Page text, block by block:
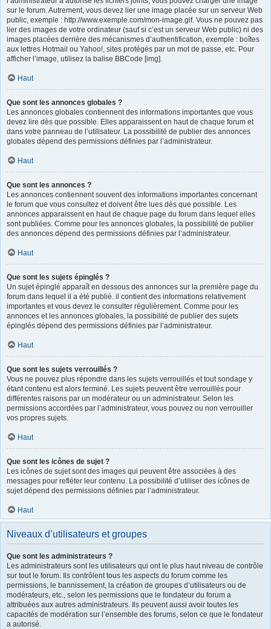
sur le forum. Autrement, vous devez lier une image placée sur un serveur Web
public, exemple : http://www.exemple.com/mon-image.gif. Vous ne pouvez pas
lier des images de votre ordinateur (sauf si c’est un serveur Web public) ni des
images placées derrière des mécanismes d’authentification, exemple : boîtes
aux lettres Hotmail ou Yahoo!, sites protégés par un mot de passe, etc. Pour
afficher l’image, utilisez la balise BBCode [img].
Haut
Que sont les annonces globales ?
Les annonces globales contiennent des informations importantes que vous
devez lire dès que possible. Elles apparaissent en haut de chaque forum et
dans votre panneau de l’utilisateur. La possibilité de publier des annonces
globales dépend des permissions définies par l’administrateur.
Haut
Que sont les annonces ?
Les annonces contiennent souvent des informations importantes concernant
le forum que vous consultez et doivent être lues dès que possible. Les
annonces apparaissent en haut de chaque page du forum dans lequel elles
sont publiées. Comme pour les annonces globales, la possibilité de publier
des annonces dépend des permissions définies par l’administrateur.
Haut
Que sont les sujets épinglés ?
Un sujet épinglé apparaît en dessous des annonces sur la première page du
forum dans lequel il a été publié. il contient des informations relativement
importantes et vous devez le consulter régulièrement. Comme pour les
annonces et les annonces globales, la possibilité de publier des sujets
épinglés dépend des permissions définies par l’administrateur.
Haut
Que sont les sujets verrouillés ?
Vous ne pouvez plus répondre dans les sujets verrouillés et tout sondage y
étant contenu est alors terminé. Les sujets peuvent être verrouillés pour
différentes raisons par un modérateur ou un administrateur. Selon les
permissions accordées par l’administrateur, vous pouvez ou non verrouiller
vos propres sujets.
Haut
Que sont les icônes de sujet ?
Les icônes de sujet sont des images qui peuvent être associées à des
messages pour refléter leur contenu. La possibilité d’utiliser des icônes de
sujet dépend des permissions définies par l’administrateur.
Haut
Niveaux d’utilisateurs et groupes
Que sont les administrateurs ?
Les administrateurs sont les utilisateurs qui ont le plus haut niveau de contrôle
sur tout le forum. Ils contrôlent tous les aspects du forum comme les
permissions, le bannissement, la création de groupes d’utilisateurs ou de
modérateurs, etc., selon les permissions que le fondateur du forum a
attribuées aux autres administrateurs. Ils peuvent aussi avoir toutes les
capacités de modération sur l’ensemble des forums, selon ce que le fondateur
a autorisé.